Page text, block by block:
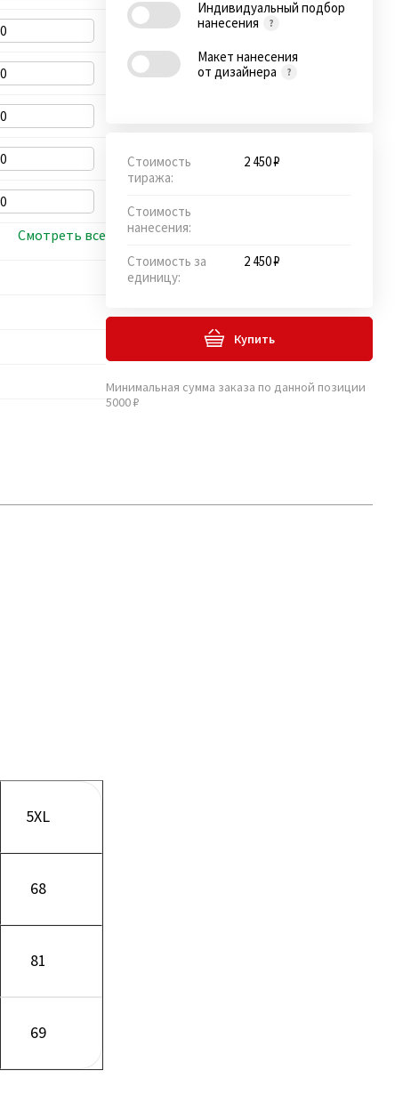
Смотреть все
Индивидуальный подбор
нанесения
Макет нанесения
от дизайнера
Стоимость
тиража:
2 450 ₽
Стоимость
нанесения:
Стоимость за
единицу:
2 450 ₽
Купить
Минимальная сумма заказа по данной позиции
5000 ₽
5XL
68
81
69